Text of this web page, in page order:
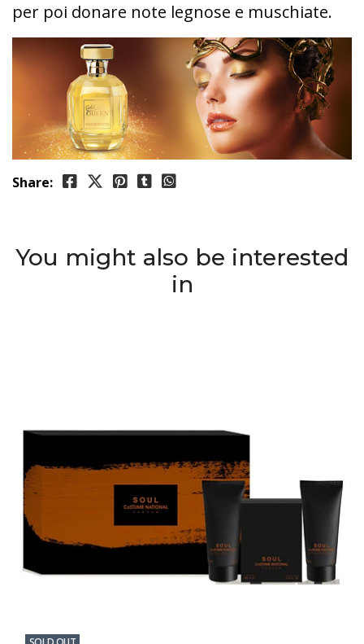
per poi donare note legnose e muschiate.
Share:
You might also be interested
in